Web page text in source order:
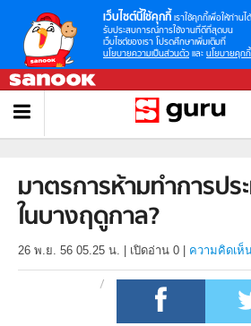
เว็บไซต์นี้ใช้คุกกี้ เราใช้คุกกี้เพื่อให้ท่านได้
รับประสบการณ์การใช้งานที่ดีที่สุดบน
เว็บไซต์ของเรา โปรดศึกษาเพิ่มเติมที่
นโยบายความเป็นส่วนตัว และ นโยบายคุกกี้
มาตรการห้ามทำการป
ในบางฤดูกาล?
26 พ.ย. 56 05.25 น. เปิดอ่าน 0 ความคิดเห็